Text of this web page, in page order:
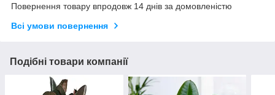
Повернення товару впродовж 14 днів за домовленістю
Всі умови повернення
Подібні товари компанії